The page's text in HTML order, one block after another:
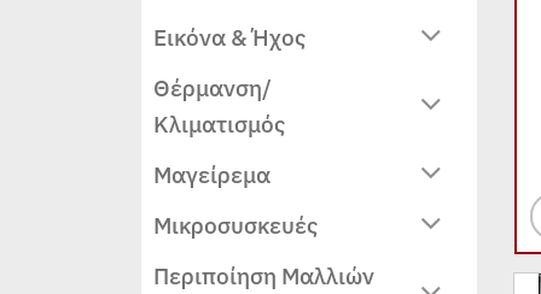
Εικόνα & Ήχος
Θέρμανση/
Κλιματισμός
Μαγείρεμα
Μικροσυσκευές
Περιποίηση Μαλλιών